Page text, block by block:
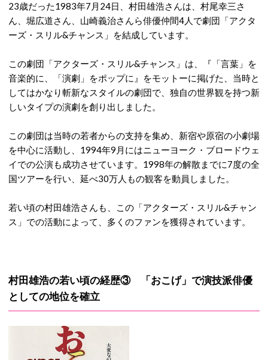
23歳だった1983年7月24日、村田雄浩さんは、村尾幸三さ
ん、堀広道さん、山崎義治さんら俳優仲間4人で劇団「アクタ
ーズ・スリル&チャンス」を結成しています。
この劇団「アクターズ・スリル&チャンス」は、『「言葉」を
音楽的に、「演劇」をポップに』をモットーに掲げた、当時と
してはかなり斬新なスタイルの劇団で、独自の世界観を持つ新
しいタイプの演劇を創り出しました。
この劇団は当時の若者からの支持を集め、新宿や原宿の小劇場
を中心に活動し、1994年9月にはニューヨーク・ブロードウェ
イでの公演も成功させています。1998年の解散までに7度の全
国ツアーを行い、延べ30万人もの観客を動員しました。
若い頃の村田雄浩さんも、この「アクターズ・スリル&チャン
ス」での活動によって、多くのファンを獲得されています。
村田雄浩の若い頃の経歴③ 「おこげ」で演技派俳優
としての地位を確立